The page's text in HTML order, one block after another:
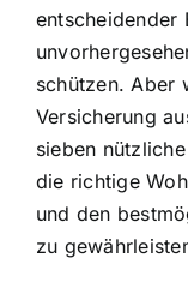
entscheidender
schützen. Aber
Versicherung
sieben
die richtige
und den
zu